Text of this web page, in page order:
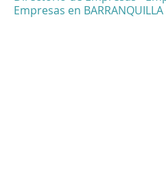
Empresas en BARRANQUILLA